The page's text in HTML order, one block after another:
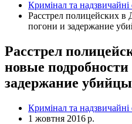
Кримінал та надзвичайні
Расстрел полицейских в
погони и задержание
Расстрел
новые
задержание убийцы
Кримінал та надзвичайні
1 жовтня 2016 р.